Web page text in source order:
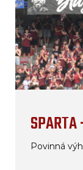
Povinná